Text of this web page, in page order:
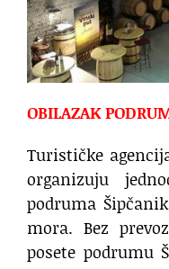
OBILAZAK
Turističke
organizuju
podruma
mora. Bez
posete podrumu